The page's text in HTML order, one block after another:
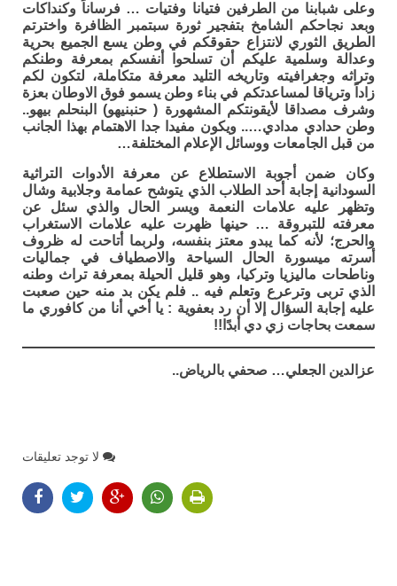
وعلى شبابنا من الطرفين فتيانا وفتيات … فرساناً وكنداكات
وبعد نجاحكم الشامخ بتفجير ثورة سبتمبر الظافرة واخترتم
الطريق الثوري لانتزاع حقوقكم في وطن يسع الجميع بحرية
وعدالة وسلمية عليكم أن تسلحوا أنفسكم بمعرفة وطنكم
وتراثه وجغرافيته وتاريخه التليد معرفة متكاملة، لتكون لكم
زاداً وترياقا لمساعدتكم في بناء وطن يسمو فوق الاوطان بعزة
وشرف مصداقا لأيقونتكم المشهورة ( حنبنيهو) البنحلم بيهو..
وطن حدادي مدادي….. ويكون مفيدا جدا الاهتمام بهذا الجانب
من قبل الجامعات ووسائل الإعلام المختلفة…
وكان ضمن أجوبة الاستطلاع عن معرفة الأدوات التراثية
السودانية إجابة أحد الطلاب الذي يتوشح عمامة وجلابية وشال
وتظهر عليه علامات النعمة ويسر الحال والذي سئل عن
معرفته للتبروقة … حينها ظهرت عليه علامات الاستغراب
والحرج؛ لأنه كما يبدو معتز بنفسه، ولربما أتاحت له ظروف
أسرته ميسورة الحال السياحة والاصطياف في جماليات
وناطحات ماليزيا وتركيا، وهو قليل الحيلة بمعرفة تراث وطنه
الذي تربى وترعرع وتعلم فيه .. فلم يكن بد منه حين صعبت
عليه إجابة السؤال إلا أن رد بعفوية : يا أخي أنا من كافوري ما
سمعت بحاجات زي دي أبدًا!!
عزالدين الجعلي… صحفي بالرياض..
لا توجد تعليقات